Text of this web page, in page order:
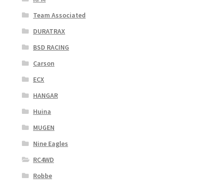
Team Associated
DURATRAX
BSD RACING
Carson
ECX
HANGAR
Huina
MUGEN
Nine Eagles
RC4WD
Robbe